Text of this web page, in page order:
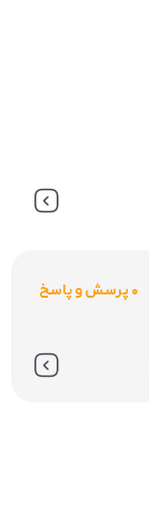
0 پرسش و پاسخ